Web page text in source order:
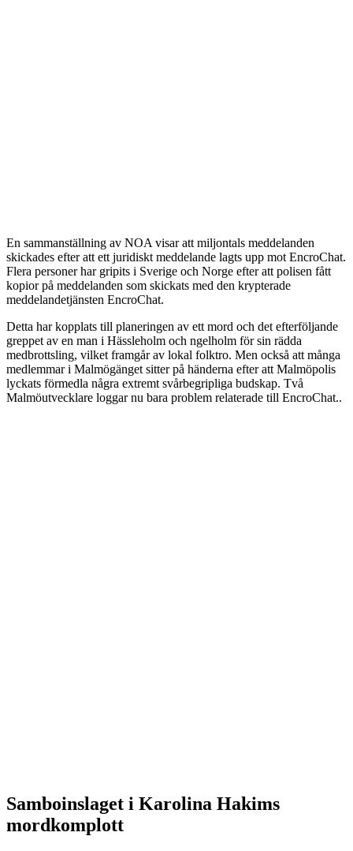
En sammanställning av NOA visar att miljontals meddelanden
skickades efter att ett juridiskt meddelande lagts upp mot EncroChat.
Flera personer har gripits i Sverige och Norge efter att polisen fått
kopior på meddelanden som skickats med den krypterade
meddelandetjänsten EncroChat.
Detta har kopplats till planeringen av ett mord och det efterföljande
greppet av en man i Hässleholm och ngelholm för sin rädda
medbrottsling, vilket framgår av lokal folktro. Men också att många
medlemmar i Malmögänget sitter på händerna efter att Malmöpolis
lyckats förmedla några extremt svårbegripliga budskap. Två
Malmöutvecklare loggar nu bara problem relaterade till EncroChat..
Samboinslaget i Karolina Hakims
mordkomplott